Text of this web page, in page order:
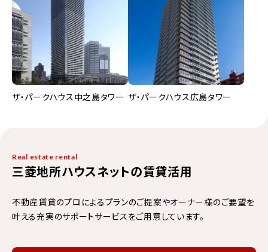
ザ・パークハウス中之島タワー ザ・パークハウス広島タワー
Real estate rental
三菱地所ハウスネットの賃貸活用
不動産賃貸のプロによるプランのご提案やオーナー様のご要望を
叶える充実のサポートサービスをご用意しています。